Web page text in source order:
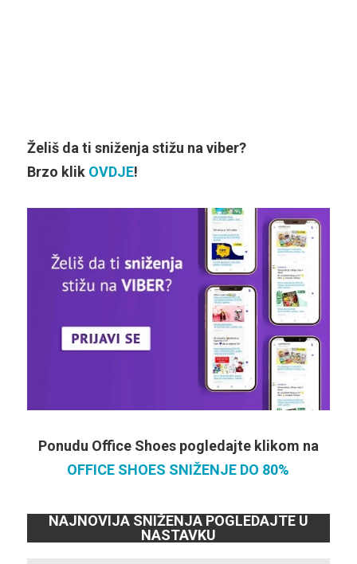
Želiš da ti sniženja stižu na viber?
Brzo klik OVDJE!
Ponudu Office Shoes pogledajte klikom na
OFFICE SHOES SNIŽENJE DO 80%
NAJNOVIJA SNIŽENJA POGLEDAJTE U
NASTAVKU